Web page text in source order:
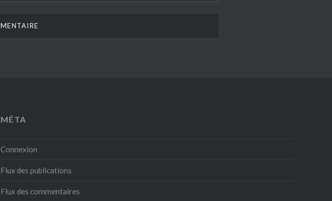
MÉTA
Connexion
Flux des publications
Flux des commentaires